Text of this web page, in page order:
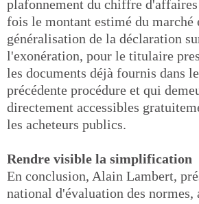
plafonnement du chiffre
fois le montant estimé du marché
généralisation de la déclaration
l'exonération, pour le titulaire
les documents déjà fournis dans
précédente procédure et qui
directement accessibles
les acheteurs publics.
Rendre visible la simplification
En conclusion, Alain Lambert,
national d'évaluation des normes,